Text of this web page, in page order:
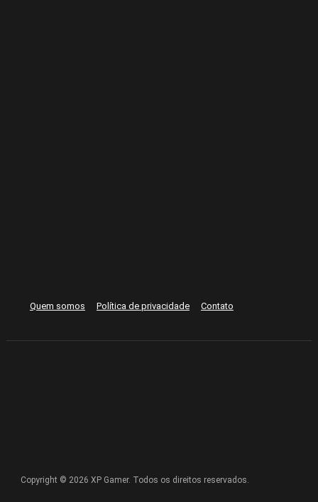
Quem somos Política de privacidade Contato
Copyright © 2026 XP Gamer. Todos os direitos reservados.